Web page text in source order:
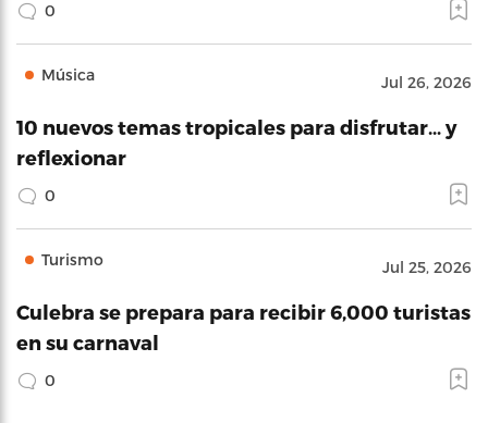
0
Música Jul 26, 2026
10 nuevos temas tropicales para disfrutar… y
reflexionar
0
Turismo Jul 25, 2026
Culebra se prepara para recibir 6,000 turistas
en su carnaval
0